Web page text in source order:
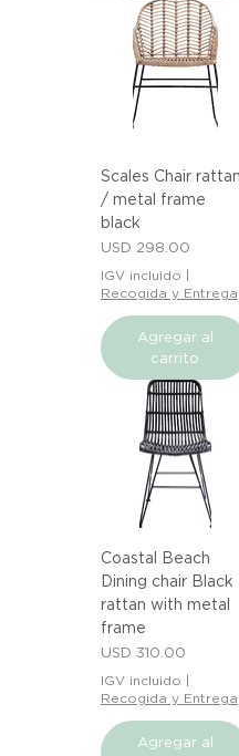
Scales Chair rattan
/ metal frame
black
Precio
USD 298.00
IGV incluido |
Recogida y Entrega
Agregar al
carrito
Coastal Beach
Dining chair Black
rattan with metal
frame
Precio
USD 310.00
IGV incluido
Recogida y Entrega
Agregar al